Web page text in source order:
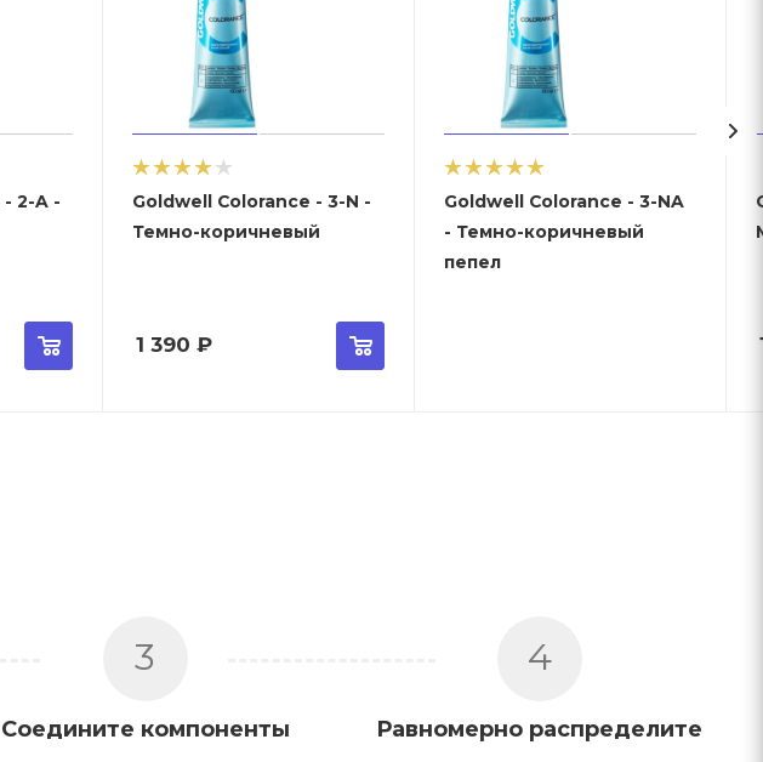
Goldwell Colorance - 3-N -
Темно-коричневый
1 390 ₽
Goldwell Colorance - 3-NA
- Темно-коричневый
пепел
3
Соедините компоненты
4
Равномерно распределите